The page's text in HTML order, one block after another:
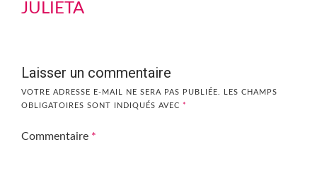
JULIETA
Laisser un commentaire
VOTRE ADRESSE E-MAIL NE SERA PAS PUBLIÉE.
LES CHAMPS
OBLIGATOIRES SONT INDIQUÉS AVEC *
Commentaire *